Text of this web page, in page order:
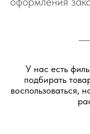
У нас есть
подбирать
воспользоваться,